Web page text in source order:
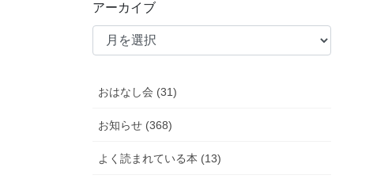
アーカイブ
おはなし会 (31)
お知らせ (368)
よく読まれている本 (13)